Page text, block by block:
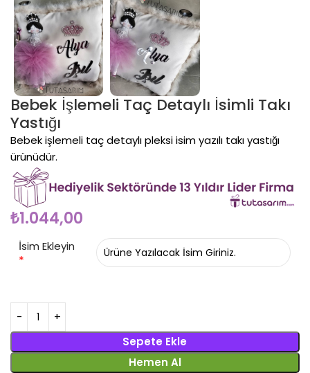
Bebek İşlemeli Taç Detaylı İsimli Takı
Yastığı
Bebek işlemeli taç detaylı pleksi isim yazılı takı yastığı
ürünüdür.
₺1.044,00
İsim Ekleyin
*
Sepete Ekle
Hemen Al